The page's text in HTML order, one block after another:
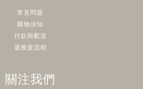
常見問題
購物須知
付款與配送
退換貨流程
關注我們